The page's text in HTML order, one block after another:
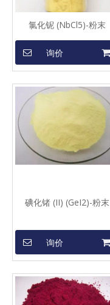
氯化铌 (NbCl5)-粉末
询价
碘化锗 (II) (GeI2)-粉末
询价